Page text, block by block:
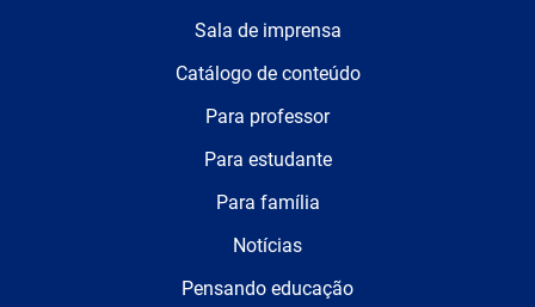
Sala de imprensa
Catálogo de conteúdo
Para professor
Para estudante
Para família
Notícias
Pensando educação